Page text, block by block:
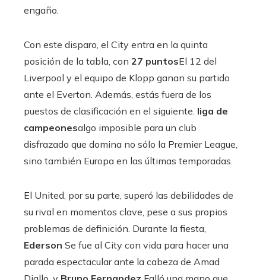
engaño.
Con este disparo, el City entra en la quinta
posición de la tabla, con 27 puntosEl 12 del
Liverpool y el equipo de Klopp ganan su partido
ante el Everton. Además, estás fuera de los
puestos de clasificación en el siguiente. liga de
campeonesalgo imposible para un club
disfrazado que domina no sólo la Premier League,
sino también Europa en las últimas temporadas.
El United, por su parte, superó las debilidades de
su rival en momentos clave, pese a sus propios
problemas de definición. Durante la fiesta,
Ederson Se fue al City con vida para hacer una
parada espectacular ante la cabeza de Amad